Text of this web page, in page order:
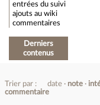
entrées du suivi
ajouts au wiki
commentaires
Derniers
contenus
Trier par : date note
commentaire